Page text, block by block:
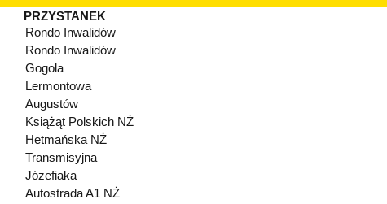
PRZYSTANEK
Rondo Inwalidów
Rondo Inwalidów
Gogola
Lermontowa
Augustów
Książąt Polskich NŻ
Hetmańska NŻ
Transmisyjna
Józefiaka
Autostrada A1 NŻ